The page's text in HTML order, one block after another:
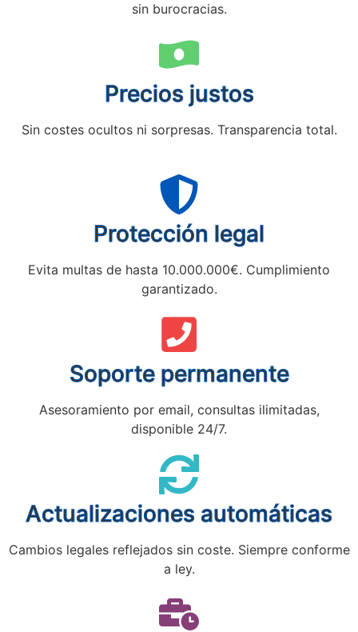
sin burocracias.
Precios justos
Sin costes ocultos ni sorpresas. Transparencia total.
Protección legal
Evita multas de hasta 10.000.000€. Cumplimiento
garantizado.
Soporte permanente
Asesoramiento por email, consultas ilimitadas,
disponible 24/7.
Actualizaciones automáticas
Cambios legales reflejados sin coste. Siempre conforme
a ley.